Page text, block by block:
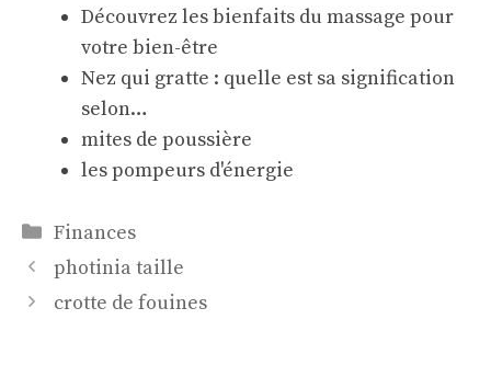
Découvrez les bienfaits du massage pour
votre bien-être
Nez qui gratte : quelle est sa signification
selon…
mites de poussière
les pompeurs d'énergie
Catégories
Finances
photinia taille
crotte de fouines